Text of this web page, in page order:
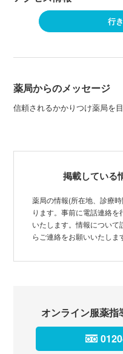
行
薬局からのメッセージ
信頼されるかかりつけ薬局を
掲載している
薬局の情報(所在地、診療
ります。事前に電話連絡
いたします。情報につい
らご連絡をお願いいたしま
オンライン服薬